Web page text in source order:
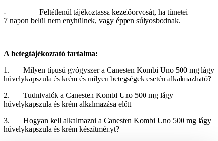
- Feltétlenül tájékoztassa kezelőorvosát, ha tünetei
7 napon belül nem enyhülnek, vagy éppen súlyosbodnak.
A betegtájékoztató tartalma:
1. Milyen típusú gyógyszer a Canesten Kombi Uno 500 mg lágy
hüvelykapszula és krém és milyen betegségek esetén alkalmazható?
2. Tudnivalók a Canesten Kombi Uno 500 mg lágy
hüvelykapszula és krém alkalmazása előtt
3. Hogyan kell alkalmazni a Canesten Kombi Uno 500 mg lágy
hüvelykapszula és krém készítményt?